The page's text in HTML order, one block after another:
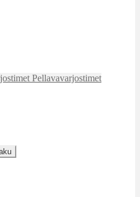
Pellavavarjostimet